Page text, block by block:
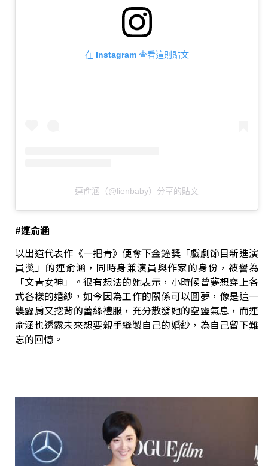
在 Instagram 查看這則貼文
連俞涵（@lienbaby）分享的貼文
#連俞涵
以出道代表作《一把青》便奪下金鐘獎「戲劇節目新進演
員獎」的連俞涵，同時身兼演員與作家的身份，被譽為
「文青女神」。很有想法的她表示，小時候曾夢想穿上各
式各樣的婚紗，如今因為工作的關係可以圓夢，像是這一
襲露肩又挖背的蕾絲禮服，充分散發她的空靈氣息，而連
俞涵也透露未來想要親手縫製自己的婚紗，為自己留下難
忘的回憶。